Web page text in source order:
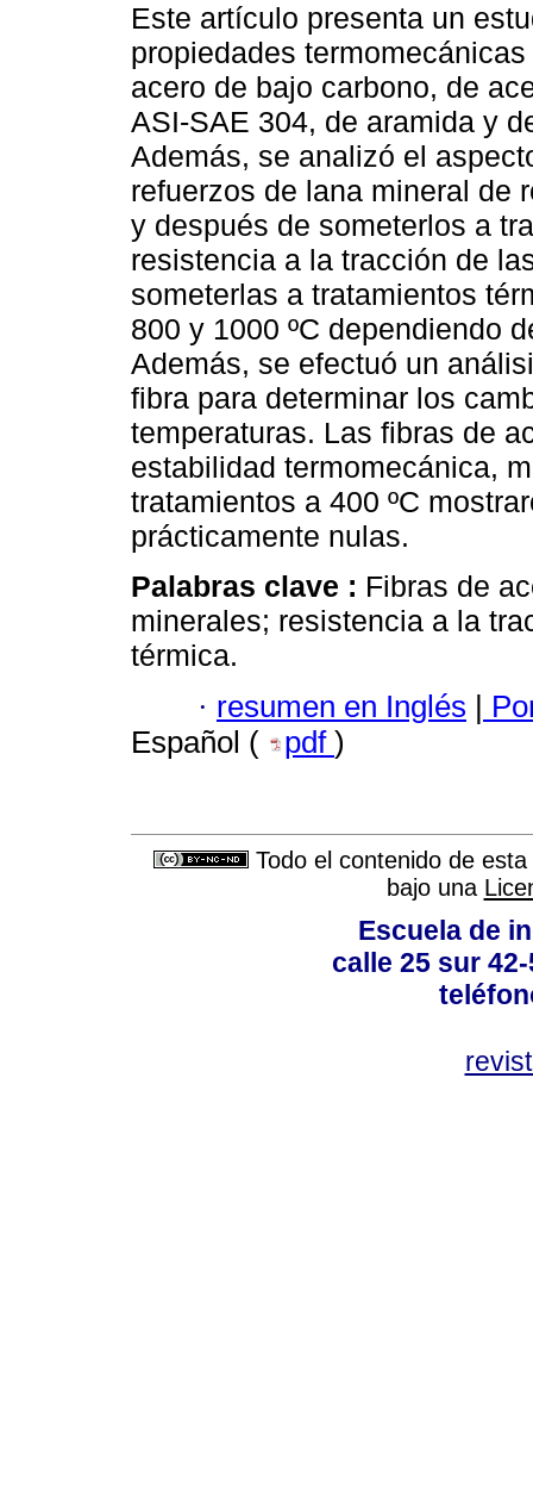
Este artículo presenta un
propiedades
acero de bajo carbono, de
ASI-SAE 304, de aramida y
Además, se analizó el
refuerzos de lana mineral de
y después de someterlos a
resistencia a la tracción de
someterlas a tratamientos
800 y 1000 ºC dependiendo
Además, se efectuó un
fibra para determinar los
temperaturas. Las fibras de
estabilidad termomecánica,
tratamientos a 400 ºC
prácticamente nulas.
Palabras clave : Fibras de
minerales; resistencia a la
térmica.
· resumen en Inglés |
Español (
pdf )
Todo el contenido de
bajo una
Escuela de
calle 25 sur